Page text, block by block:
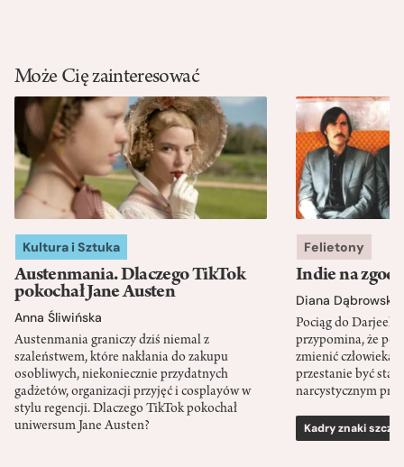
Może Cię zainteresować
Kultura i Sztuka
Austenmania. Dlaczego TikTok
pokochał Jane Austen
Anna Śliwińska
Austenmania graniczy dziś niemal z
szaleństwem, które nakłania do zakupu
osobliwych, niekoniecznie przydatnych
gadżetów, organizacji przyjęć i cosplayów w
stylu regencji. Dlaczego TikTok pokochał
uniwersum Jane Austen?
Felietony
Indie na
Diana Dąbrowska
Pociąg do
przypomina, że
zmienić człowieka
przestanie być
narcystycznym
Kadry znaki